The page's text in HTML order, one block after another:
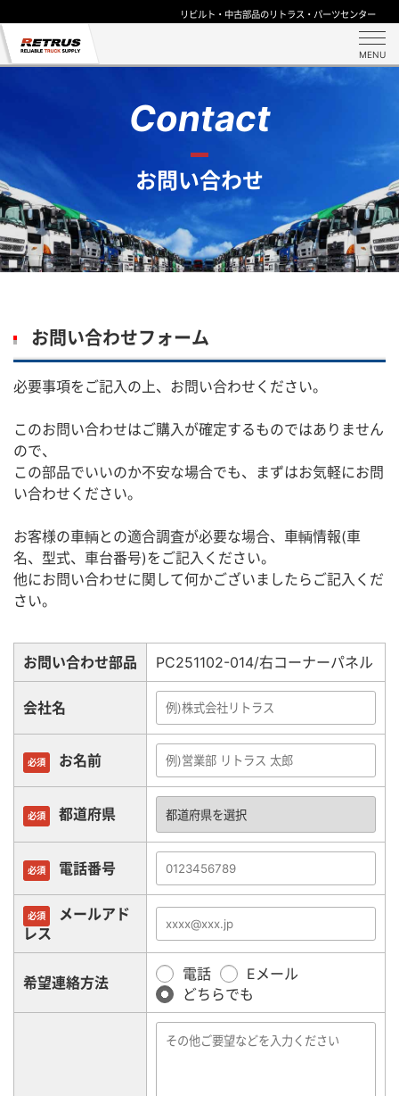
リビルト・中古部品のリトラス・パーツセンター
MENU
Contact
お問い合わせ
お問い合わせフォーム
必要事項をご記入の上、お問い合わせください。
このお問い合わせはご購入が確定するものではありません
ので、
この部品でいいのか不安な場合でも、まずはお気軽にお問
い合わせください。
お客様の車輌との適合調査が必要な場合、車輌情報(車
名、型式、車台番号)をご記入ください。
他にお問い合わせに関して何かございましたらご記入くだ
さい。
お問い合わせ部品 PC251102-014/右コーナーパネル
会社名
必須 お名前
必須 都道府県
必須 電話番号
必須
メールアド
レス
希望連絡方法
電話
Eメール
どちらでも